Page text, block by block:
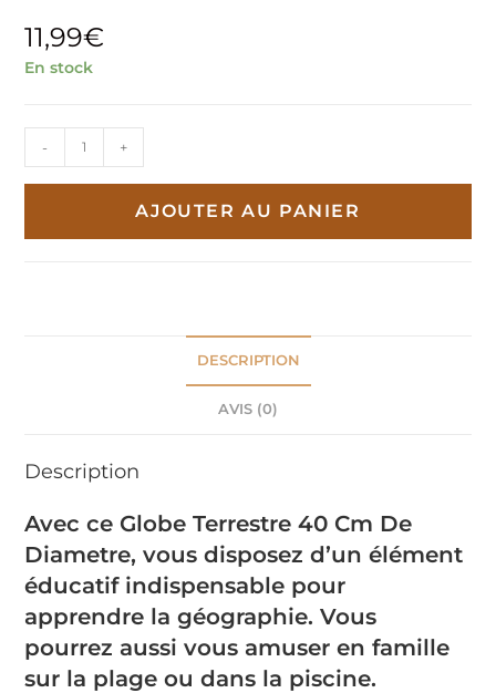
11,99€
En stock
quantité
de
- +
AJOUTER AU PANIER
DESCRIPTION
AVIS (0)
Description
Avec ce Globe Terrestre 40 Cm De
Diametre, vous disposez d’un élément
éducatif indispensable pour
apprendre la géographie. Vous
pourrez aussi vous amuser en famille
sur la plage ou dans la piscine.